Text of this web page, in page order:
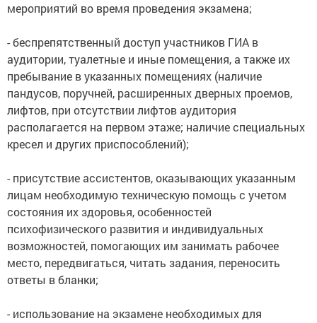
мероприятий во время проведения экзамена;
- беспрепятственный доступ участников ГИА в
аудитории, туалетные и иные помещения, а также их
пребывание в указанных помещениях (наличие
пандусов, поручней, расширенных дверных проемов,
лифтов, при отсутствии лифтов аудитория
располагается на первом этаже; наличие специальных
кресел и других приспособлений);
- присутствие ассистентов, оказывающих указанным
лицам необходимую техническую помощь с учетом
состояния их здоровья, особенностей
психофизического развития и индивидуальных
возможностей, помогающих им занимать рабочее
место, передвигаться, читать задания, переносить
ответы в бланки;
- использование на экзамене необходимых для